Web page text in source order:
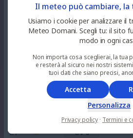
31
0%
UV 6
35° UV 6
UV 3
21
0%
UV 0
Il meteo può cambiare, la
Usiamo i cookie per analizzare il
Meteo Domani. Scegli tu: il sito
modo in ogni
Non importa cosa sceglierai, la tua
e resterà al sicuro nei nostri
tuoi dati che siano precisi,
Accetta
Personalizza
Privacy policy · Termini e